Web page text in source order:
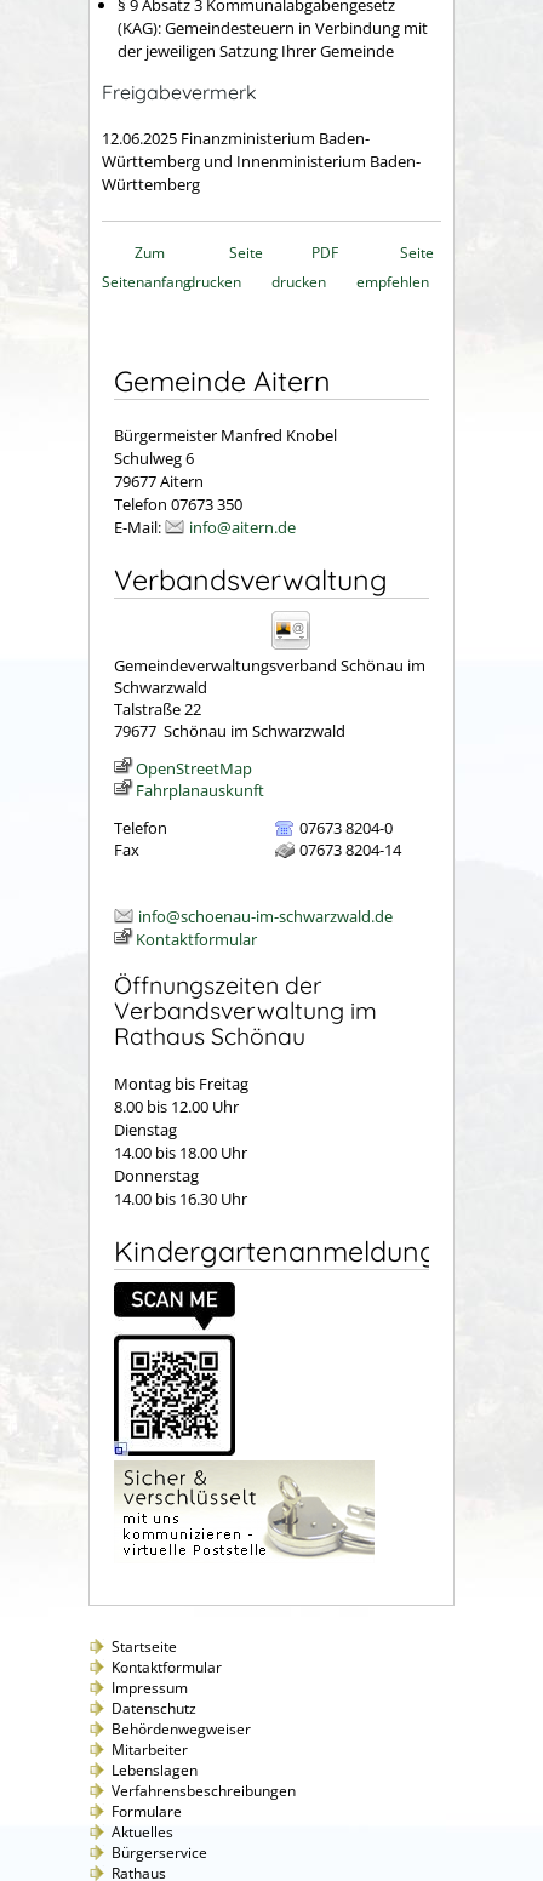
§ 9 Absatz 3 Kommunalabgabengesetz
(KAG): Gemeindesteuern in Verbindung mit
der jeweiligen Satzung Ihrer Gemeinde
Freigabevermerk
12.06.2025 Finanzministerium Baden-
Württemberg und Innenministerium Baden-
Württemberg
Zum
Seitenanfang
Seite
drucken
PDF
drucken
Seite
empfehlen
Gemeinde Aitern
Bürgermeister Manfred Knobel
Schulweg 6
79677 Aitern
Telefon 07673 350
E-Mail:
info@aitern.de
Verbandsverwaltung
Gemeindeverwaltungsverband Schönau im
Schwarzwald
Talstraße 22
79677 Schönau im Schwarzwald
OpenStreetMap
Fahrplanauskunft
Telefon
07673 8204-0
Fax
07673 8204-14
info@schoenau-im-schwarzwald.de
Kontaktformular
Öffnungszeiten der
Verbandsverwaltung im
Rathaus Schönau
Montag bis Freitag
8.00 bis 12.00 Uhr
Dienstag
14.00 bis 18.00 Uhr
Donnerstag
14.00 bis 16.30 Uhr
Kindergartenanmeldung
Startseite
Kontaktformular
Impressum
Datenschutz
Behördenwegweiser
Mitarbeiter
Lebenslagen
Verfahrensbeschreibungen
Formulare
Aktuelles
Bürgerservice
Rathaus